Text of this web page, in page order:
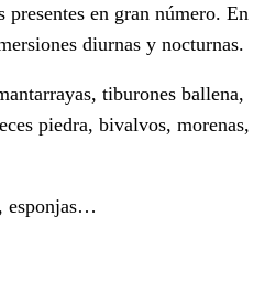
en gran número. En
diurnas y nocturnas.
tiburones ballena,
piedra, bivalvos, morenas,
esponjas…